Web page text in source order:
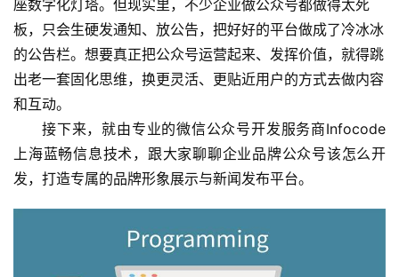
座数字化灯塔。 但现实里，不少企业做公众号都做得太死
板，只会生硬发通知、放公告，把好好的平台做成了冷冰冰
的公告栏。想要真正把公众号运营起来、发挥价值，就得跳
出老一套固化思维，换更灵活、更贴近用户的方式去做内容
和互动。
接下来，就由专业的微信公众号开发服务商Infocode
上海蓝畅信息技术，跟大家聊聊企业品牌公众号该怎么开
发，打造专属的品牌形象展示与新闻发布平台。